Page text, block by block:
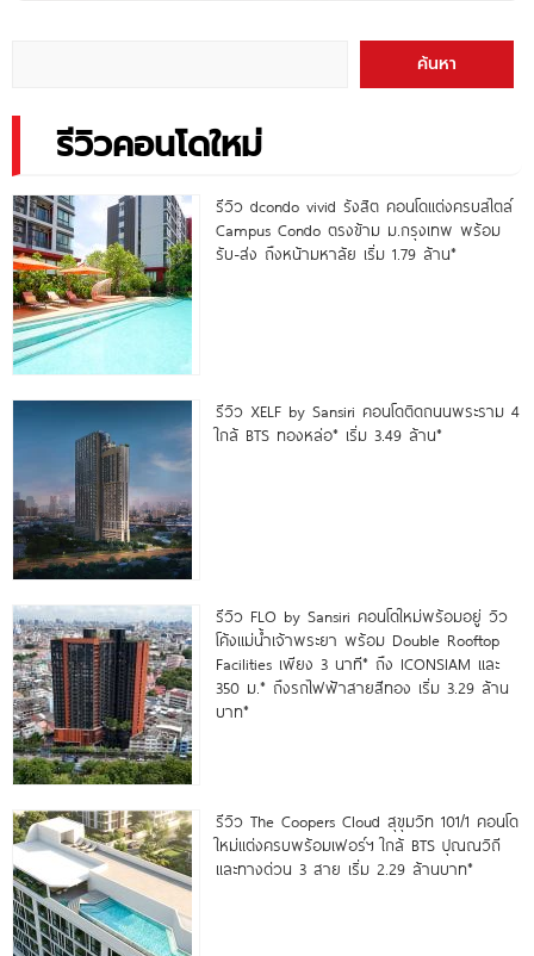
ค้นหา
รีวิวคอนโดใหม่
รีวิว dcondo vivid รังสิต คอนโดแต่งครบสไตล์
Campus Condo ตรงข้าม ม.กรุงเทพ พร้อม
รับ-ส่ง ถึงหน้ามหาลัย เริ่ม 1.79 ล้าน*
รีวิว XELF by Sansiri คอนโดติดถนนพระราม 4
ใกล้ BTS ทองหล่อ* เริ่ม 3.49 ล้าน*
รีวิว FLO by Sansiri คอนโดใหม่พร้อมอยู่ วิว
โค้งแม่น้ำเจ้าพระยา พร้อม Double Rooftop
Facilities เพียง 3 นาที* ถึง ICONSIAM และ
350 ม.* ถึงรถไฟฟ้าสายสีทอง เริ่ม 3.29 ล้าน
บาท*
รีวิว The Coopers Cloud สุขุมวิท 101/1 คอนโด
ใหม่แต่งครบพร้อมเฟอร์ฯ ใกล้ BTS ปุณณวิถี
และทางด่วน 3 สาย เริ่ม 2.29 ล้านบาท*